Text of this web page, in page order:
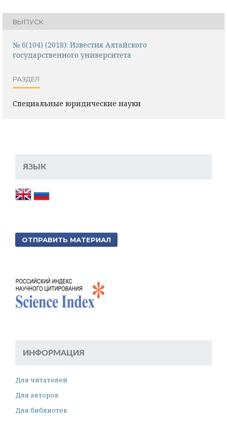
ВЫПУСК
№ 6(104) (2018): Известия Алтайского
государственного университета
РАЗДЕЛ
Специальные юридические науки
ЯЗЫК
ОТПРАВИТЬ МАТЕРИАЛ
ИНФОРМАЦИЯ
Для читателей
Для авторов
Для библиотек